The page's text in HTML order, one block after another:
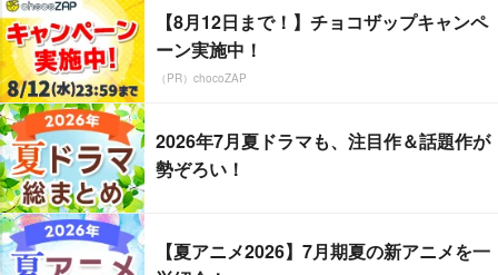
【8月12日まで！】チョコザップキャンペ
ーン実施中！
（PR）chocoZAP
2026年7月夏ドラマも、注目作＆話題作が
勢ぞろい！
【夏アニメ2026】7月期夏の新アニメを一